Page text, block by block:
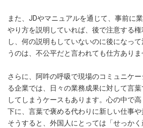
また、JDやマニュアルを通じて、事前に
やり方を説明していれば、後で注意する
し、何の説明もしていないのに後になっ
うのは、不公平だと言われても仕方ありま
さらに、阿吽の呼吸で現場のコミュニケ
る企業では、日々の業務成果に対して言
してしまうケースもあります。心の中で
下に、言葉で褒める代わりに新しい仕事や
そうすると、外国人にとっては「せっか